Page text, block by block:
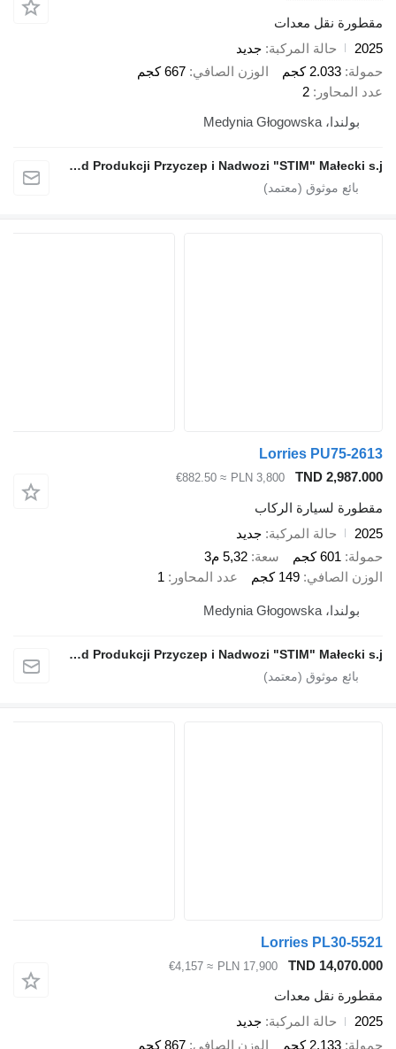
معدات
المركبة جديد
كجم
الوزن الصافي 667 كجم
2
Zakład Produkcji Przyczep i Nadwozi "STIM" Małecki s.j.
Lorries
TND
PLN 3,800
≈ €882.50
الركاب
المركبة جديد
سعة 5,32 م3
149 كجم عدد المحاور 1
Zakład Produkcji Przyczep i Nadwozi "STIM" Małecki s.j.
Lorries
TND
PLN 17,900
≈ €4,157
معدات
المركبة جديد
كجم
الوزن الصافي 867 كجم